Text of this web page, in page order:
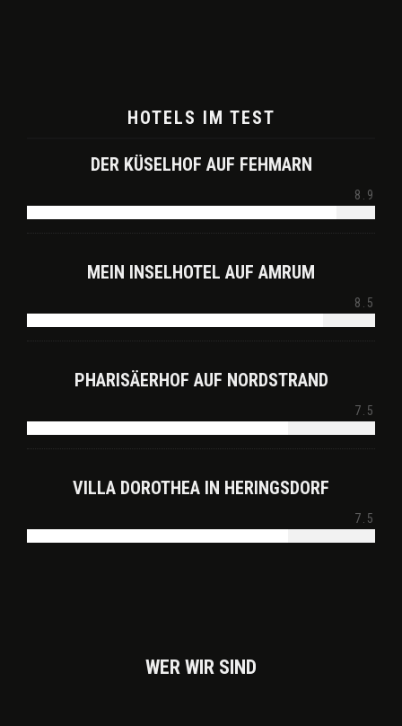
HOTELS IM TEST
DER KÜSELHOF AUF FEHMARN
8.9
MEIN INSELHOTEL AUF AMRUM
8.5
PHARISÄERHOF AUF NORDSTRAND
7.5
VILLA DOROTHEA IN HERINGSDORF
7.5
WER WIR SIND